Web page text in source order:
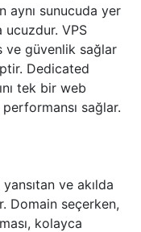
aynı sunucuda yer
ucuzdur. VPS
ve güvenlik sağlar
Dedicated
tek bir web
sağlar.
ve akılda
Domain seçerken,
kolayca